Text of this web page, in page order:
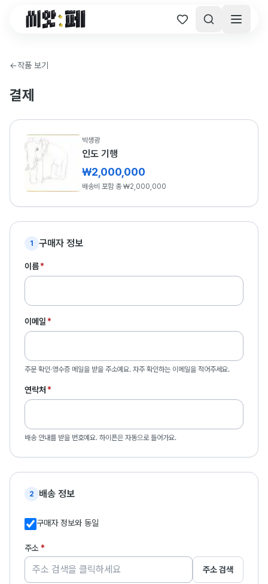
씨앗페 온라인 홈
←작품 보기
결제
박생광
인도 기행
₩2,000,000
배송비 포함 총 ₩2,000,000
1 구매자 정보
이름*
이메일 *
주문 확인·영수증 메일을 받을 주소예요. 자주 확인하는 이메일을 적어주세요.
연락처 *
배송 안내를 받을 번호예요. 하이픈은 자동으로 들어가요.
2 배송 정보
구매자 정보와 동일
주소 *
주소 검색